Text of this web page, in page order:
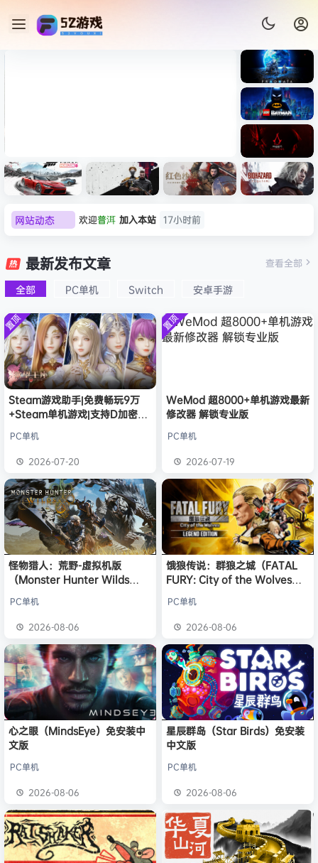
Light ）免安装中文版
《识质存
在/PRAG
MATA》
免安装中
文版
《乐高蝙
蝠侠：黑
暗骑士之
Dark
Creed
拟机
速：地平
线
6（Forza
Horizon
6）免安装
中文版
心/Atomi
c
Heart》
文版
n Desert
HYPERVI
SOR）免
安装中文
版
9：安魂
Requiem
）免安装
中文版
网站动态 欢迎普洱 加入本站 17小时前
欢迎 c***s
欢迎V****y
欢迎j***j 加入本站
22小时前
l***g 签到获取 28 点积分
8月5日
w******g 签到获取 49 点积分
8月4日
欢迎w******g 加入本站
欢迎Z******U 加入本站
欢迎有*酱 加入本站
17分钟前
e******i 签到获取 43 点积分 1小时前
17小时前
点积分 17小时前
最新发布文章
全部 PC单机 Switch 安卓手游
查看全部
置顶
Steam游戏助手|免费畅玩9万
+Steam单机游戏|支持D加密以
PC单机
2026-07-20
置顶
WeMod 超8000+单机游戏最新
修改器 解锁专业版
PC单机
2026-07-19
怪物猎人：荒野-虚拟机版
（Monster Hunter Wilds
PC单机
2026-08-06
饿狼传说：群狼之城（FATAL
FURY: City of the Wolves）
PC单机
2026-08-06
心之眼（MindsEye）免安装中
文版
PC单机
2026-08-06
星辰群岛（Star Birds）免安装
中文版
PC单机
2026-08-06